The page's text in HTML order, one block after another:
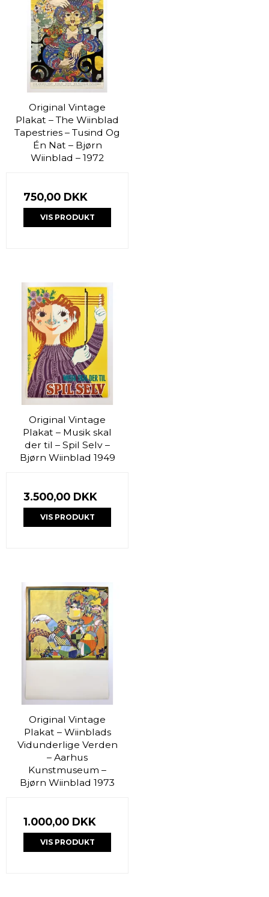
Original Vintage
Plakat – The Wiinblad
Tapestries – Tusind Og
Én Nat – Bjørn
Wiinblad – 1972
750,00 DKK
VIS PRODUKT
Original Vintage
Plakat – Musik skal
der til – Spil Selv –
Bjørn Wiinblad 1949
3.500,00 DKK
VIS PRODUKT
Original Vintage
Plakat – Wiinblads
Vidunderlige Verden
– Aarhus
Kunstmuseum –
Bjørn Wiinblad 1973
1.000,00 DKK
VIS PRODUKT